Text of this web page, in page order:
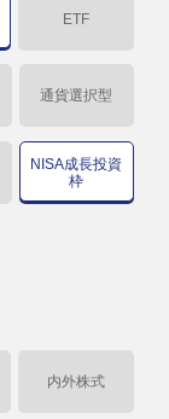
ETF
通貨選択型
NISA成長投資
枠
内外株式